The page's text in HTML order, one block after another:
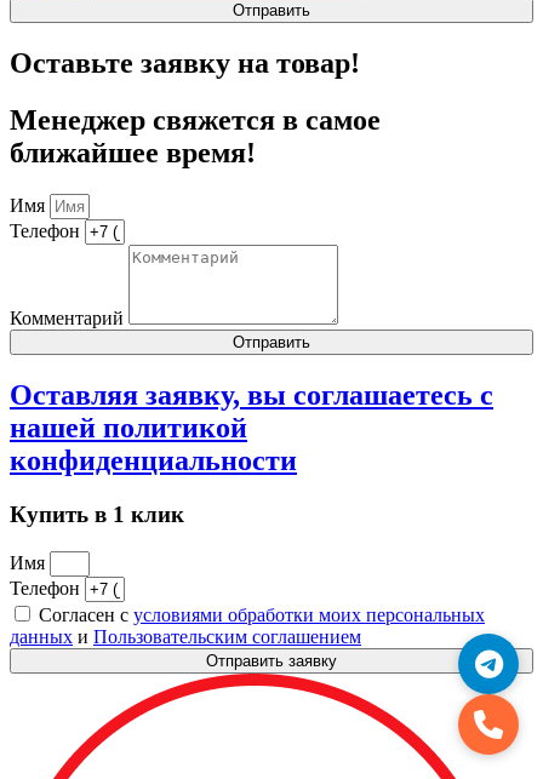
Отправить
Оставьте заявку на товар!
Менеджер свяжется в самое
ближайшее время!
Имя
Телефон
Комментарий
Отправить
Оставляя заявку, вы соглашаетесь с
нашей политикой
конфиденциальности
Купить в 1 клик
Имя
Телефон
Согласен с условиями обработки моих персональных
данных и Пользовательским соглашением
Отправить заявку